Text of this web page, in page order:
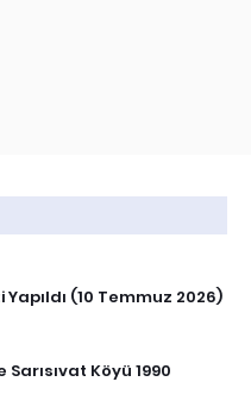
(10 Temmuz 2026)
Köyü 1990